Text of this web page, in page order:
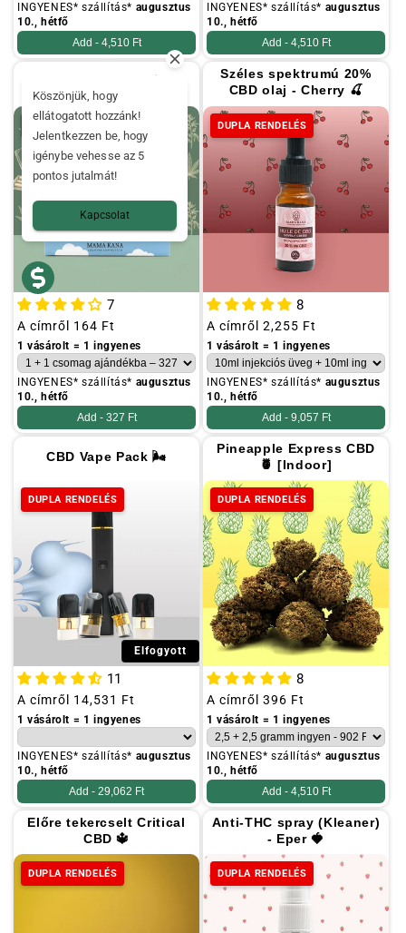
INGYENES* szállítás* augusztus
10., hétfő
Add - 4,510 Ft
INGYENES* szállítás* augusztus
10., hétfő
Add - 4,510 Ft
DUPLA RENDELÉS
7
Szokásos
ár
A címről 164 Ft
1 vásárolt = 1 ingyenes
INGYENES* szállítás* augusztus
10., hétfő
Add - 327 Ft
Széles spektrumú 20%
CBD olaj - Cherry 🍒
DUPLA RENDELÉS
8
Szokásos
ár
A címről 2,255 Ft
1 vásárolt = 1 ingyenes
INGYENES* szállítás* augusztus
10., hétfő
Add - 9,057 Ft
CBD Vape Pack 🌬️
DUPLA RENDELÉS
Elfogyott
11
Szokásos
ár
A címről 14,531 Ft
1 vásárolt = 1 ingyenes
INGYENES* szállítás* augusztus
10., hétfő
Add - 29,062 Ft
Pineapple Express CBD
🍍 [Indoor]
DUPLA RENDELÉS
8
Szokásos
ár
A címről 396 Ft
1 vásárolt = 1 ingyenes
INGYENES* szállítás* augusztus
10., hétfő
Add - 4,510 Ft
Előre tekercselt Critical
CBD 🔱
DUPLA RENDELÉS
Anti-THC spray (Kleaner)
- Eper 🍓
DUPLA RENDELÉS
Köszönjük, hogy
ellátogatott hozzánk!
Jelentkezzen be, hogy
igénybe vehesse az 5
pontos jutalmát!
Kapcsolat